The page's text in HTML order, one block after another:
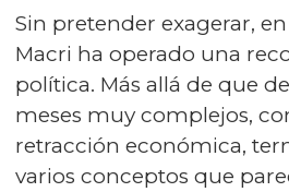
Sin pretender exagerar,
Macri ha operado una
política. Más allá de que
meses muy complejos,
retracción económica,
varios conceptos que